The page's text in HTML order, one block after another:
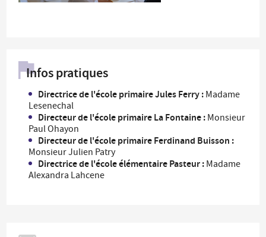
Infos pratiques
Directrice de l'école primaire Jules Ferry : Madame
Lesenechal
Directeur de l'école primaire La Fontaine : Monsieur
Paul Ohayon
Directeur de l'école primaire Ferdinand Buisson :
Monsieur Julien Patry
Directrice de l'école élémentaire Pasteur : Madame
Alexandra Lahcene